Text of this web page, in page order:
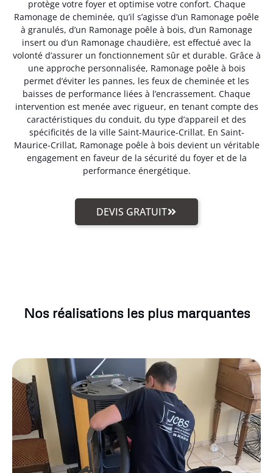
protège votre foyer et optimise votre confort. Chaque
Ramonage de cheminée, qu’il s’agisse d’un Ramonage poêle
à granulés, d’un Ramonage poêle à bois, d’un Ramonage
insert ou d’un Ramonage chaudière, est effectué avec la
volonté d’assurer un fonctionnement sûr et durable. Grâce à
une approche personnalisée, Ramonage poêle à bois
permet d’éviter les pannes, les feux de cheminée et les
baisses de performance liées à l’encrassement. Chaque
intervention est menée avec rigueur, en tenant compte des
caractéristiques du conduit, du type d’appareil et des
spécificités de la ville Saint-Maurice-Crillat. En Saint-
Maurice-Crillat, Ramonage poêle à bois devient un véritable
engagement en faveur de la sécurité du foyer et de la
performance énergétique.
DEVIS GRATUIT
Nos réalisations les plus marquantes